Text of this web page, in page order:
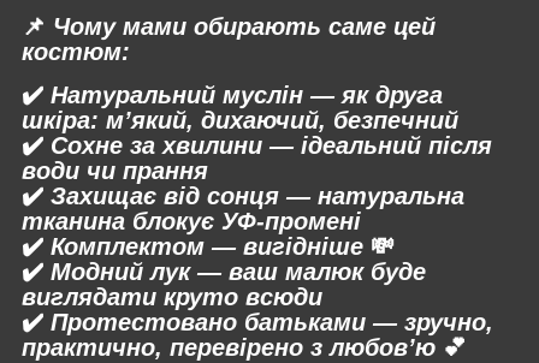
📌 Чому мами обирають саме цей
костюм:
✔️ Натуральний муслін — як друга
шкіра: м’який, дихаючий, безпечний
✔️ Сохне за хвилини — ідеальний після
води чи прання
✔️ Захищає від сонця — натуральна
тканина блокує УФ-промені
✔️ Комплектом — вигідніше 💸
✔️ Модний лук— ваш малюк буде
виглядати круто всюди
✔️ Протестовано батьками — зручно,
практично, перевірено з любов’ю 💕